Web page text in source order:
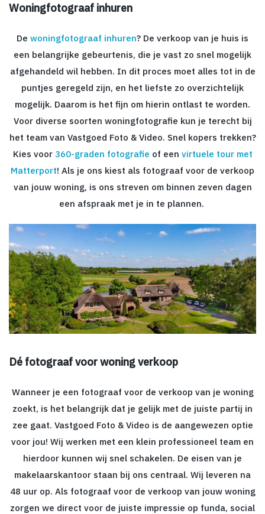
Woningfotograaf inhuren
De woningfotograaf inhuren? De verkoop van je huis is
een belangrijke gebeurtenis, die je vast zo snel mogelijk
afgehandeld wil hebben. In dit proces moet alles tot in de
puntjes geregeld zijn, en het liefste zo overzichtelijk
mogelijk. Daarom is het fijn om hierin ontlast te worden.
Voor diverse soorten woningfotografie kun je terecht bij
het team van Vastgoed Foto & Video. Snel kopers trekken?
Kies voor 360-graden fotografie of een virtuele tour met
Matterport! Als je ons kiest als fotograaf voor de verkoop
van jouw woning, is ons streven om binnen zeven dagen
een afspraak met je in te plannen.
Dé fotograaf voor woning verkoop
Wanneer je een fotograaf voor de verkoop van je woning
zoekt, is het belangrijk dat je gelijk met de juiste partij in
zee gaat. Vastgoed Foto & Video is de aangewezen optie
voor jou! Wij werken met een klein professioneel team en
hierdoor kunnen wij snel schakelen. De eisen van je
makelaarskantoor staan bij ons centraal. Wij leveren na
48 uur op. Als fotograaf voor de verkoop van jouw woning
zorgen we direct voor de juiste impressie op funda, social